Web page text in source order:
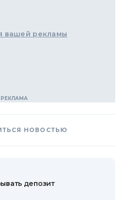
вашей рекламы
НОВОСТЬЮ
депозит